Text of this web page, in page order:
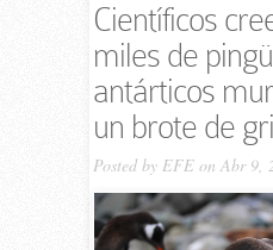
Científicos
miles de
antárticos
un brote de
Posted by EFEon Abr 9,